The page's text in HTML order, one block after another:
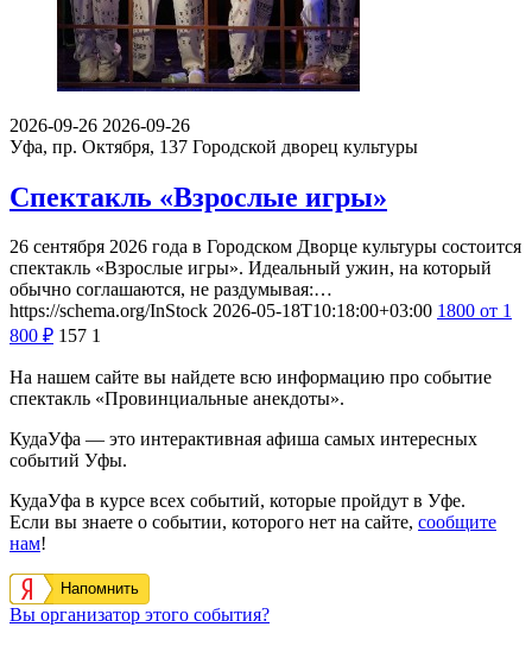
2026-09-26 2026-09-26
Уфа, пр. Октября, 137 Городской дворец культуры
Спектакль «Взрослые игры»
26 сентября 2026 года в Городском Дворце культуры состоится
спектакль «Взрослые игры». Идеальный ужин, на который
обычно соглашаются, не раздумывая:…
https://schema.org/InStock 2026-05-18T10:18:00+03:00 1800 от 1
800 ₽ 157 1
На нашем сайте вы найдете всю информацию про событие
спектакль «Провинциальные анекдоты».
КудаУфа — это интерактивная афиша самых интересных
событий Уфы.
КудаУфа в курсе всех событий, которые пройдут в Уфе.
Если вы знаете о событии, которого нет на сайте, сообщите
нам!
Напомнить
Вы организатор этого события?